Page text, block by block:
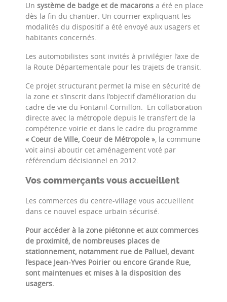
Un système de badge et de macarons a été en place
dès la fin du chantier. Un courrier expliquant les
modalités du dispositif a été envoyé aux usagers et
habitants concernés.
Les automobilistes sont invités à privilégier l’axe de
la Route Départementale pour les trajets de transit.
Ce projet structurant permet la mise en sécurité de
la zone et s’inscrit dans l’objectif d’amélioration du
cadre de vie du Fontanil-Cornillon. En collaboration
directe avec la métropole depuis le transfert de la
compétence voirie et dans le cadre du programme
« Coeur de Ville, Coeur de Métropole », la commune
voit ainsi aboutir cet aménagement voté par
référendum décisionnel en 2012.
Vos commerçants vous accueillent
Les commerces du centre-village vous accueillent
dans ce nouvel espace urbain sécurisé.
Pour accéder à la zone piétonne et aux commerces
de proximité, de nombreuses places de
stationnement, notamment rue de Palluel, devant
l’espace Jean-Yves Poirier ou encore Grande Rue,
sont maintenues et mises à la disposition des
usagers.